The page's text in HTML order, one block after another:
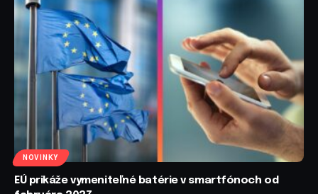
NOVINKY
EÚ prikáže vymeniteľné batérie v smartfónoch od